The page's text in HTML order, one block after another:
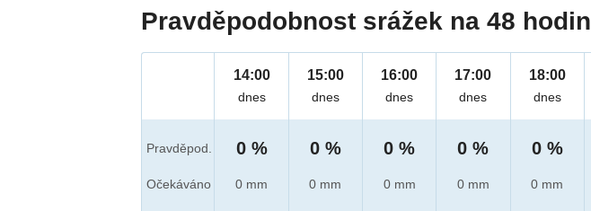
Pravděpodobnost srážek na 48 hodin
Pravděpod.
Očekáváno
14:00
dnes
0 %
0 mm
15:00
dnes
0 %
0 mm
16:00
dnes
0 %
0 mm
17:00
dnes
0 %
0 mm
18:00
dnes
0 %
0 mm